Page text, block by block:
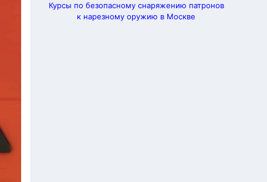
Курсы по безопасному снаряжению патронов
к нарезному оружию в Москве